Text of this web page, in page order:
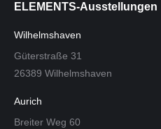
ELEMENTS-Ausstellungen
Wilhelmshaven
Güterstraße 31
26389 Wilhelmshaven
Aurich
Breiter Weg 60